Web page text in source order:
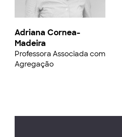
Adriana Cornea-
Madeira
Professora Associada com
Agregação